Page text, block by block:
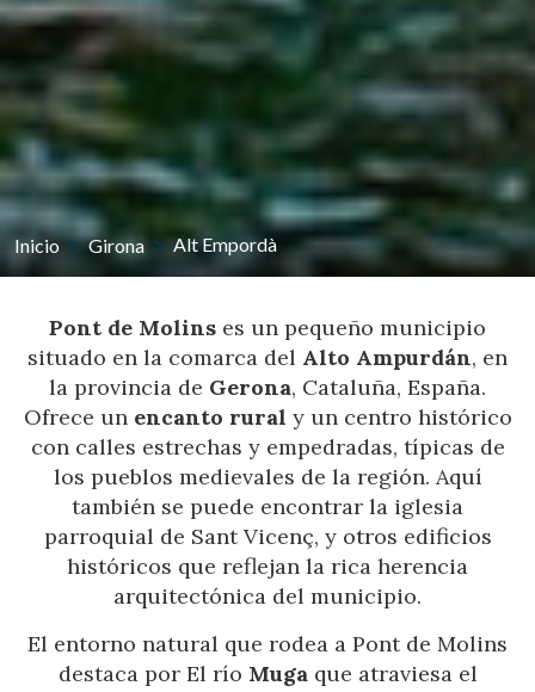
Inicio Girona Alt Empordà
Pont de Molins es un pequeño municipio
situado en la comarca del Alto Ampurdán, en
la provincia de Gerona, Cataluña, España.
Ofrece un encanto rural y un centro histórico
con calles estrechas y empedradas, típicas de
los pueblos medievales de la región. Aquí
también se puede encontrar la iglesia
parroquial de Sant Vicenç, y otros edificios
históricos que reflejan la rica herencia
arquitectónica del municipio.
El entorno natural que rodea a Pont de Molins
destaca por El río Muga que atraviesa el